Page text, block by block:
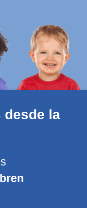
desde la